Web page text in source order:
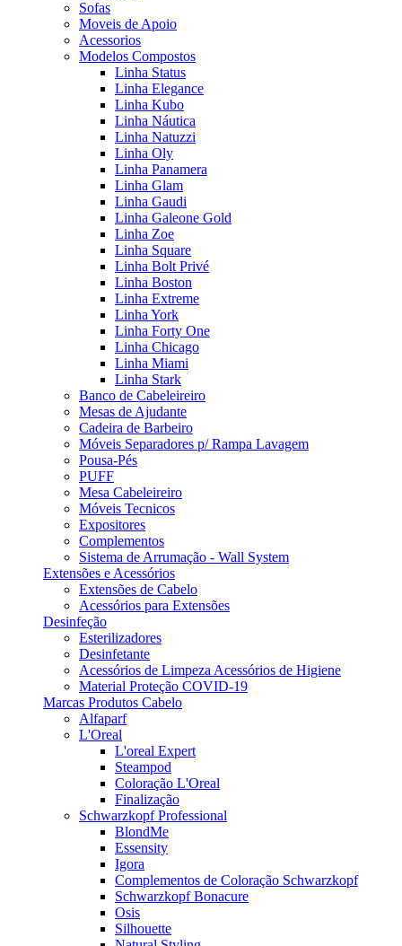
Sofas
Moveis de Apoio
Acessorios
Modelos Compostos
Linha Status
Linha Elegance
Linha Kubo
Linha Náutica
Linha Natuzzi
Linha Oly
Linha Panamera
Linha Glam
Linha Gaudi
Linha Galeone Gold
Linha Zoe
Linha Square
Linha Bolt Privé
Linha Boston
Linha Extreme
Linha York
Linha Forty One
Linha Chicago
Linha Miami
Linha Stark
Banco de Cabeleireiro
Mesas de Ajudante
Cadeira de Barbeiro
Móveis Separadores p/ Rampa Lavagem
Pousa-Pés
PUFF
Mesa Cabeleireiro
Móveis Tecnicos
Expositores
Complementos
Sistema de Arrumação - Wall System
Extensões e Acessórios
Extensões de Cabelo
Acessórios para Extensões
Desinfeção
Esterilizadores
Desinfetante
Acessórios de Limpeza Acessórios de Higiene
Material Proteção COVID-19
Marcas Produtos Cabelo
Alfaparf
L'Oreal
L'oreal Expert
Steampod
Coloração L'Oreal
Finalização
Schwarzkopf Professional
BlondMe
Essensity
Igora
Complementos de Coloração Schwarzkopf
Schwarzkopf Bonacure
Osis
Silhouette